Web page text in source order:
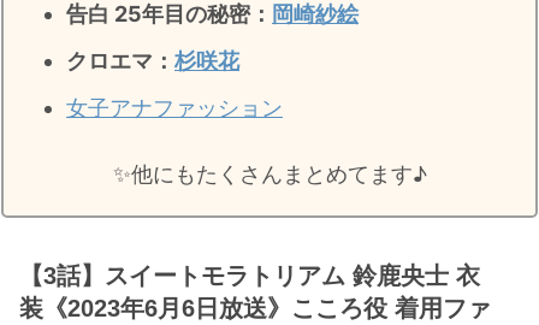
告白 25年目の秘密： 岡崎紗絵
クロエマ： 杉咲花
女子アナファッション
✨️他にもたくさんまとめてます♪
【3話】スイートモラトリアム 鈴鹿央士 衣
装《2023年6月6日放送》こころ役 着用ファ